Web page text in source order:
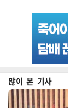
많이 본 기사